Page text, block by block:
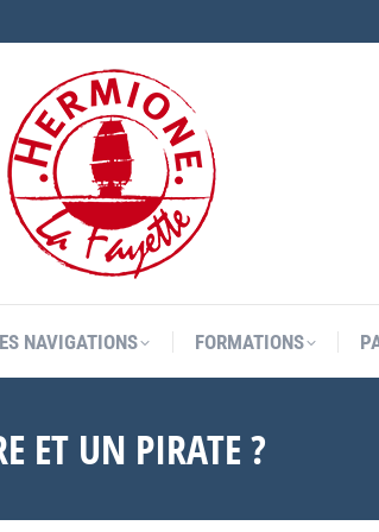
NAVIGATIONS FORMATIONS
ET UN PIRATE ?
NAVIGATIONS FORMATIONS